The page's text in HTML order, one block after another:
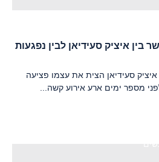
בין איציק סעידיאן לבין נפגעות
סעידיאן הצית את עצמו פציעה
מספר ימים ארע אירוע קשה...